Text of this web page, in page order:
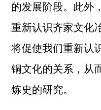
的发展阶段。此外
重新认识齐家文化
将促使我们重新认
铜文化的关系，从
炼史的研究。